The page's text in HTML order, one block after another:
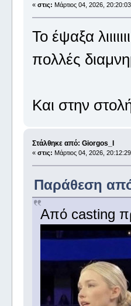
« στις: Μάρτιος 04, 2026,
Το έψαξα
πολλές
Και στην
Στάλθηκε από: Giorgos_I
« στις: Μάρτιος 04, 2026,
Παράθεση
Από casting